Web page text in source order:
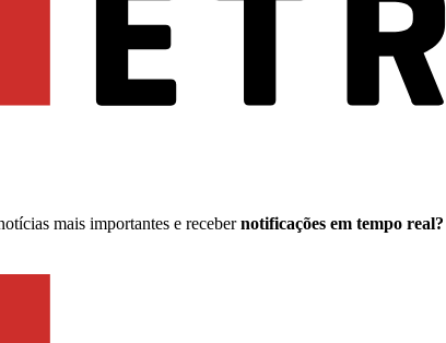
mais importantes e receber notificações em tempo real?